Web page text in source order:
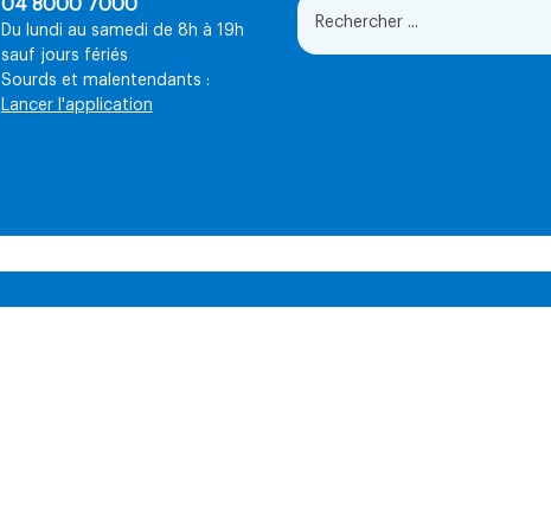
04 8000 7000
Du lundi au samedi de 8h à 19h
sauf jours fériés
Sourds et malentendants :
Lancer l'application